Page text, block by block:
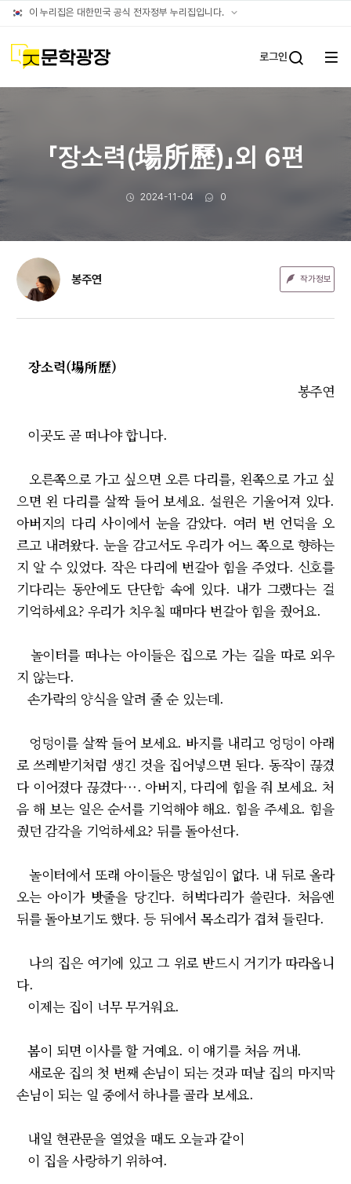
이 누리집은 대한민국 공식 전자정부 누리집입니다. 공식
문학광장 로그인
전체
「장소력(場所歷)」외 6편
작성일
2024-11-04 댓글수
0
봉주연
장소력(場所歷)
봉주연
이곳도 곧 떠나야 합니다.
오른쪽으로 가고 싶으면 오른 다리를, 왼쪽으로 가고 싶
으면 왼 다리를 살짝 들어 보세요. 설원은 기울어져 있다.
아버지의 다리 사이에서 눈을 감았다. 여러 번 언덕을 오
르고 내려왔다. 눈을 감고서도 우리가 어느 쪽으로 향하는
지 알 수 있었다. 작은 다리에 번갈아 힘을 주었다. 신호를
기다리는 동안에도 단단함 속에 있다. 내가 그랬다는 걸
기억하세요? 우리가 치우칠 때마다 번갈아 힘을 줬어요.
놀이터를 떠나는 아이들은 집으로 가는 길을 따로 외우
지 않는다.
손가락의 양식을 알려 줄 순 있는데.
엉덩이를 살짝 들어 보세요. 바지를 내리고 엉덩이 아래
로 쓰레받기처럼 생긴 것을 집어넣으면 된다. 동작이 끊겼
다 이어졌다 끊겼다···. 아버지, 다리에 힘을 줘 보세요. 처
음 해 보는 일은 순서를 기억해야 해요. 힘을 주세요. 힘을
줬던 감각을 기억하세요? 뒤를 돌아선다.
놀이터에서 또래 아이들은 망설임이 없다. 내 뒤로 올라
오는 아이가 밧줄을 당긴다. 허벅다리가 쓸린다. 처음엔
뒤를 돌아보기도 했다. 등 뒤에서 목소리가 겹쳐 들린다.
나의 집은 여기에 있고 그 위로 반드시 거기가 따라옵니
다.
이제는 집이 너무 무거워요.
봄이 되면 이사를 할 거예요. 이 얘기를 처음 꺼내.
새로운 집의 첫 번째 손님이 되는 것과 떠날 집의 마지막
손님이 되는 일 중에서 하나를 골라 보세요.
내일 현관문을 열었을 때도 오늘과 같이
이 집을 사랑하기 위하여.